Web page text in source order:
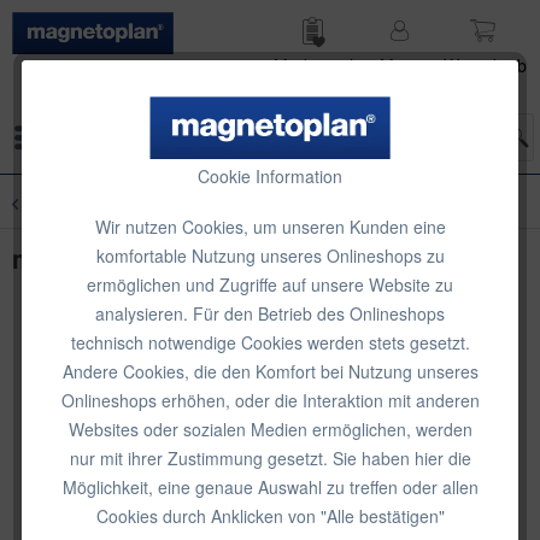
Merk­zettel
Mein
Waren­korb
Cookie Information
Wir nutzen Cookies, um unseren Kunden eine
komfortable Nutzung unseres Onlineshops zu
ermöglichen und Zugriffe auf unsere Website zu
analysieren. Für den Betrieb des Onlineshops
technisch notwendige Cookies werden stets gesetzt.
Andere Cookies, die den Komfort bei Nutzung unseres
Onlineshops erhöhen, oder die Interaktion mit anderen
Websites oder sozialen Medien ermöglichen, werden
nur mit ihrer Zustimmung gesetzt. Sie haben hier die
Möglichkeit, eine genaue Auswahl zu treffen oder allen
Cookies durch Anklicken von "Alle bestätigen"
magnetoplan Wandflipchart